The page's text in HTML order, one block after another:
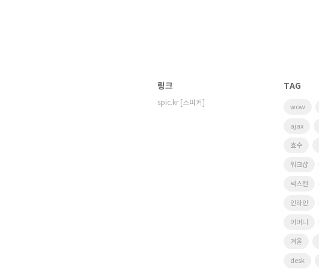
링크
spic.kr [스피커]
TAG
wow
ajax
효수
워크샵
넥스젠
인라인
어머니
겨울
desk